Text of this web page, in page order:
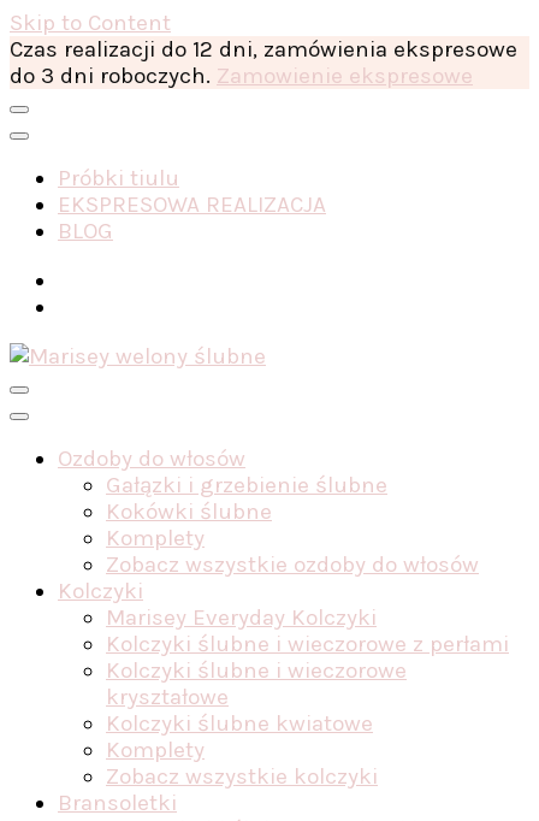
Skip to Content
Czas realizacji do 12 dni, zamówienia ekspresowe
do 3 dni roboczych. Zamowienie ekspresowe
Próbki tiulu
EKSPRESOWA REALIZACJA
BLOG
Ozdoby do włosów
Gałązki i grzebienie ślubne
Kokówki ślubne
Komplety
Zobacz wszystkie ozdoby do włosów
Kolczyki
Marisey Everyday Kolczyki
Kolczyki ślubne i wieczorowe z perłami
Kolczyki ślubne i wieczorowe
kryształowe
Kolczyki ślubne kwiatowe
Komplety
Zobacz wszystkie kolczyki
Bransoletki